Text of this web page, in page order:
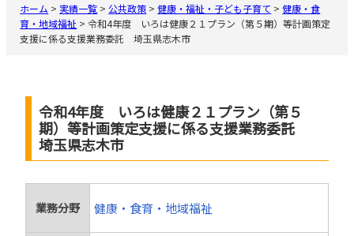
ホーム > 実績一覧 >公共政策 >健康・福祉・子ども子育て >健康・食
育・地域福祉 >令和4年度 いろは健康２１プラン（第５期）等計画策定
支援に係る支援業務委託 埼玉県志木市
令和4年度 いろは健康２１プラン（第５
期）等計画策定支援に係る支援業務委託
埼玉県志木市
業務分野 健康・食育・地域福祉